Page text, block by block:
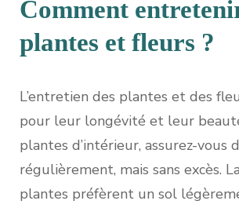
Comment
plantes et fleurs ?
L’entretien des plantes et des
pour leur longévité et leur
plantes d’intérieur, assurez-vous
régulièrement, mais sans excès.
plantes préfèrent un sol